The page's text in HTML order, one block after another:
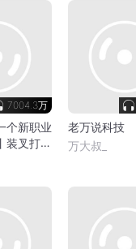
7004.3万
个新职业
装叉打脸
老万说科技
万大叔_